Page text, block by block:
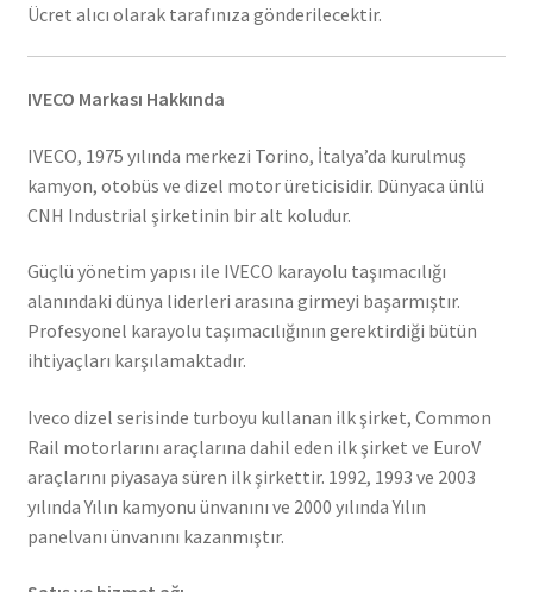
Ücret alıcı olarak tarafınıza gönderilecektir.
IVECO Markası Hakkında
IVECO, 1975 yılında merkezi Torino, İtalya’da kurulmuş
kamyon, otobüs ve dizel motor üreticisidir. Dünyaca ünlü
CNH Industrial şirketinin bir alt koludur.
Güçlü yönetim yapısı ile IVECO karayolu taşımacılığı
alanındaki dünya liderleri arasına girmeyi başarmıştır.
Profesyonel karayolu taşımacılığının gerektirdiği bütün
ihtiyaçları karşılamaktadır.
Iveco dizel serisinde turboyu kullanan ilk şirket, Common
Rail motorlarını araçlarına dahil eden ilk şirket ve EuroV
araçlarını piyasaya süren ilk şirkettir. 1992, 1993 ve 2003
yılında Yılın kamyonu ünvanını ve 2000 yılında Yılın
panelvanı ünvanını kazanmıştır.